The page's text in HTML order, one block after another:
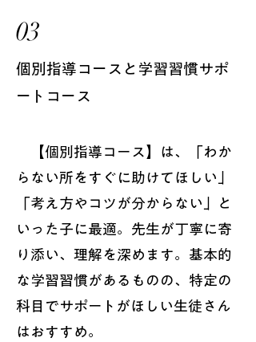
03
個別指導コースと学習習慣サポ
ートコース
【個別指導コース】は、「わか
らない所をすぐに助けてほしい」
「考え方やコツが分からない」と
いった子に最適。先生が丁寧に寄
り添い、理解を深めます。基本的
な学習習慣があるものの、特定の
科目でサポートがほしい生徒さん
はおすすめ。